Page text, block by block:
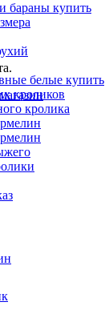
бараны купить
белые купить
кроликов
кролика